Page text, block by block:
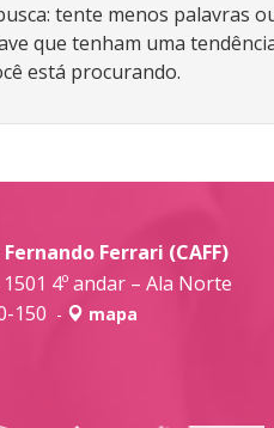
tente menos palavras
que tenham uma
está procurando.
Ferrari (CAFF)
4º andar – Ala Norte
150 - mapa